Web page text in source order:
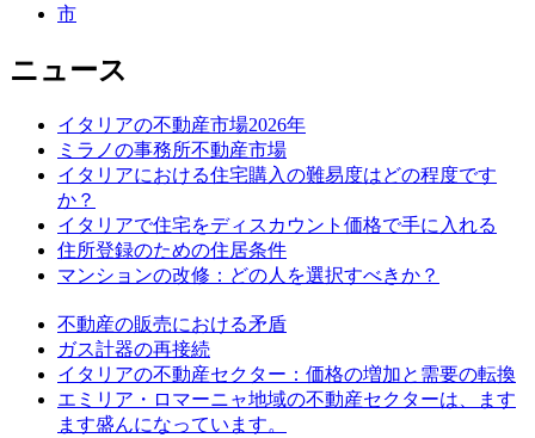
市
ニュース
イタリアの不動産市場2026年
ミラノの事務所不動産市場
イタリアにおける住宅購入の難易度はどの程度です
か？
イタリアで住宅をディスカウント価格で手に入れる
住所登録のための住居条件
マンションの改修：どの人を選択すべきか？
不動産の販売における矛盾
ガス計器の再接続
イタリアの不動産セクター：価格の増加と需要の転換
エミリア・ロマーニャ地域の不動産セクターは、ます
ます盛んになっています。